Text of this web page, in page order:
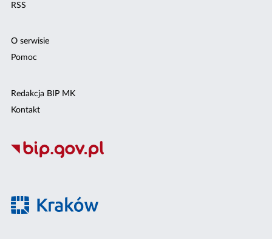
RSS
O serwisie
Pomoc
Redakcja BIP MK
Kontakt